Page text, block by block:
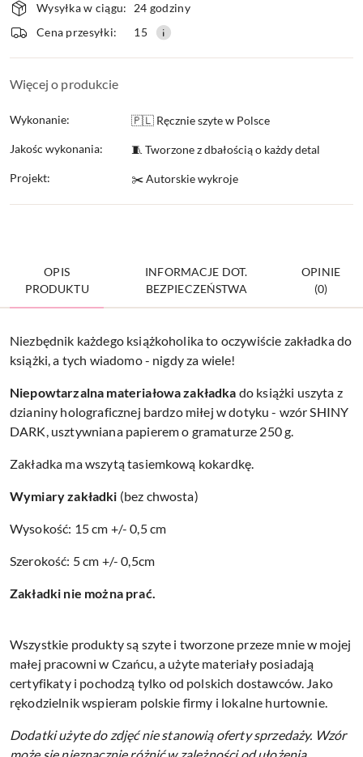
i
dostawa
Wysyłka w ciągu:
24 godziny
Cena przesyłki:
15
Więcej o produkcie
Wykonanie: 🇵🇱 Ręcznie szyte w Polsce
Jakośc wykonania: 🧵 Tworzone z dbałością o każdy detal
Projekt: ✂️ Autorskie wykroje
OPIS
PRODUKTU
INFORMACJE DOT.
BEZPIECZEŃSTWA
OPINIE
(0)
Niezbędnik każdego książkoholika to oczywiście zakładka do
książki, a tych wiadomo - nigdy za wiele!
Niepowtarzalna materiałowa zakładka do książki uszyta z
dzianiny holograficznej bardzo miłej w dotyku - wzór SHINY
DARK, usztywniana papierem o gramaturze 250 g.
Zakładka ma wszytą tasiemkową kokardkę.
Wymiary zakładki (bez chwosta)
Wysokość: 15 cm +/- 0,5 cm
Szerokość: 5 cm +/- 0,5cm
Zakładki nie można prać.
Wszystkie produkty są szyte i tworzone przeze mnie w mojej
małej pracowni w Czańcu, a użyte materiały posiadają
certyfikaty i pochodzą tylko od polskich dostawców. Jako
rękodzielnik wspieram polskie firmy i lokalne hurtownie.
Dodatki użyte do zdjęć nie stanowią oferty sprzedaży. Wzór